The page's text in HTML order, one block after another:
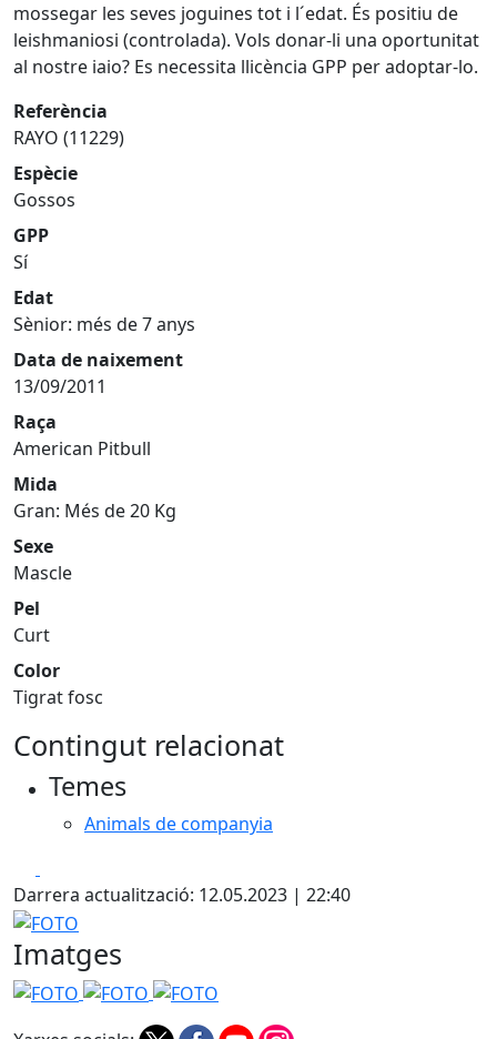
mossegar les seves joguines tot i l´edat. És positiu de
leishmaniosi (controlada). Vols donar-li una oportunitat
al nostre iaio? Es necessita llicència GPP per adoptar-lo.
Referència
RAYO (11229)
Espècie
Gossos
GPP
Sí
Edat
Sènior: més de 7 anys
Data de naixement
13/09/2011
Raça
American Pitbull
Mida
Gran: Més de 20 Kg
Sexe
Mascle
Pel
Curt
Color
Tigrat fosc
Contingut relacionat
Temes
Animals de companyia
Darrera actualització: 12.05.2023 | 22:40
FOTO
Imatges
FOTO FOTO FOTO